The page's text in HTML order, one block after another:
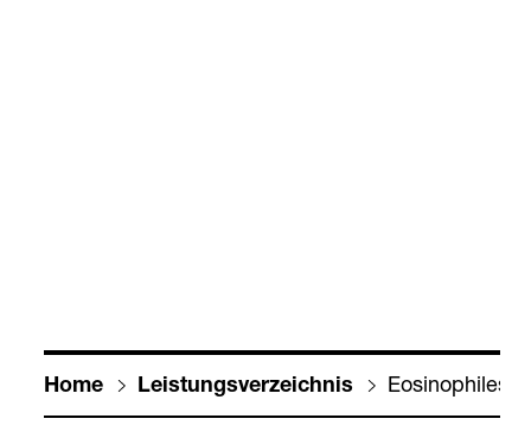
Home Leis­tungs­ver­zeich­nis Eosi­no­phi­les